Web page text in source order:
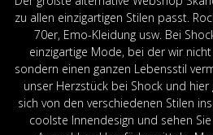
zu allen einzigartigen Stilen passt.
70er, Emo-Kleidung usw. Bei
einzigartige Mode, bei der wir
sondern einen ganzen Lebensstil
unser Herzstück bei Shock und hier
sich von den verschiedenen Stilen
coolste Innendesign und sehen